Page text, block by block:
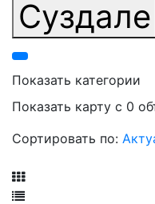
Суздале
Показать категории
Показать карту с 0
Сортировать по: